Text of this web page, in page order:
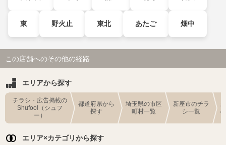
東 野火止 東北 あたご 畑中
この店舗へのその他の経路
エリアから探す
チラシ・広告掲載の
Shufoo!（シュフ
ー）
都道府県から
探す
埼玉県の市区
町村一覧
新座市のチラ
シ一覧
エリア×カテゴリから探す